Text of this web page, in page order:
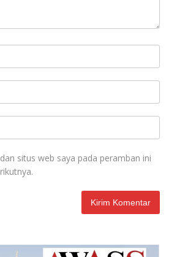
situs web saya pada peramban ini